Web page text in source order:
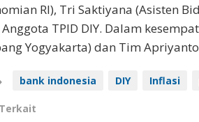
RI), Tri Saktiyana (Asisten
Anggota TPID DIY. Dalam
Yogyakarta) dan Tim
bank indonesia DIY Inflasi